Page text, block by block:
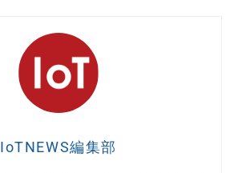
IoTNEWS編集部